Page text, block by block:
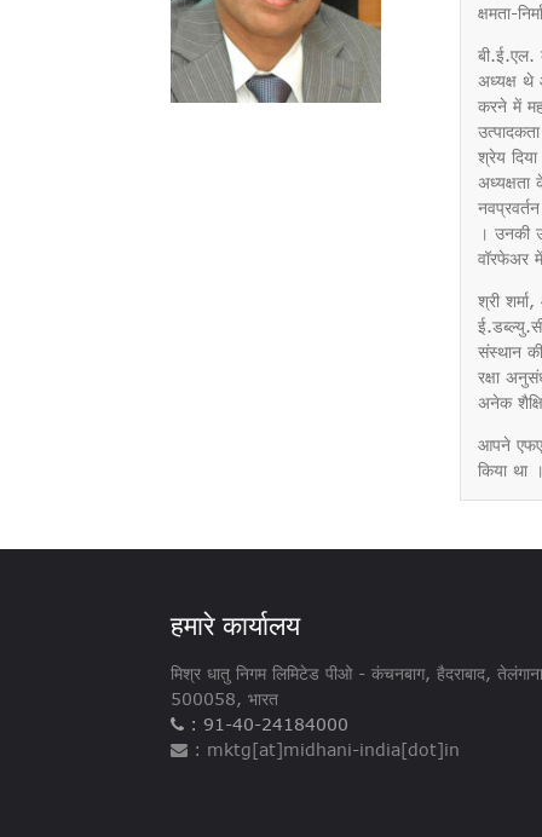
मिधानि में कैरियर
क्षमता-
अध्‍यक्ष थे
करने में
श्रेय
। उनकी
वॉरफेअर
श्री
संस्‍थान
रक्षा
अनेक
आपने
किया था
हमारे कार्यालय
मिश्र धातु निगम लिमिटेड पीओ - ​​कंचनबाग, हैदराबाद,
500058, भारत
: 91-40-24184000
: mktg[at]midhani-india[dot]in